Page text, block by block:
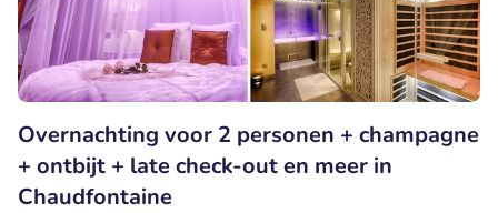
Overnachting voor 2 personen + champagne
+ ontbijt + late check-out en meer in
Chaudfontaine